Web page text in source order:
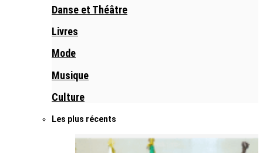
Danse et Théâtre
Livres
Mode
Musique
Culture
Les plus récents